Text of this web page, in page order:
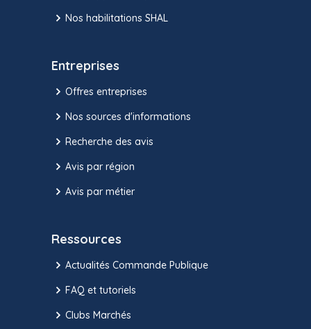
Nos habilitations SHAL
Entreprises
Offres entreprises
Nos sources d'informations
Recherche des avis
Avis par région
Avis par métier
Ressources
Actualités Commande Publique
FAQ et tutoriels
Clubs Marchés